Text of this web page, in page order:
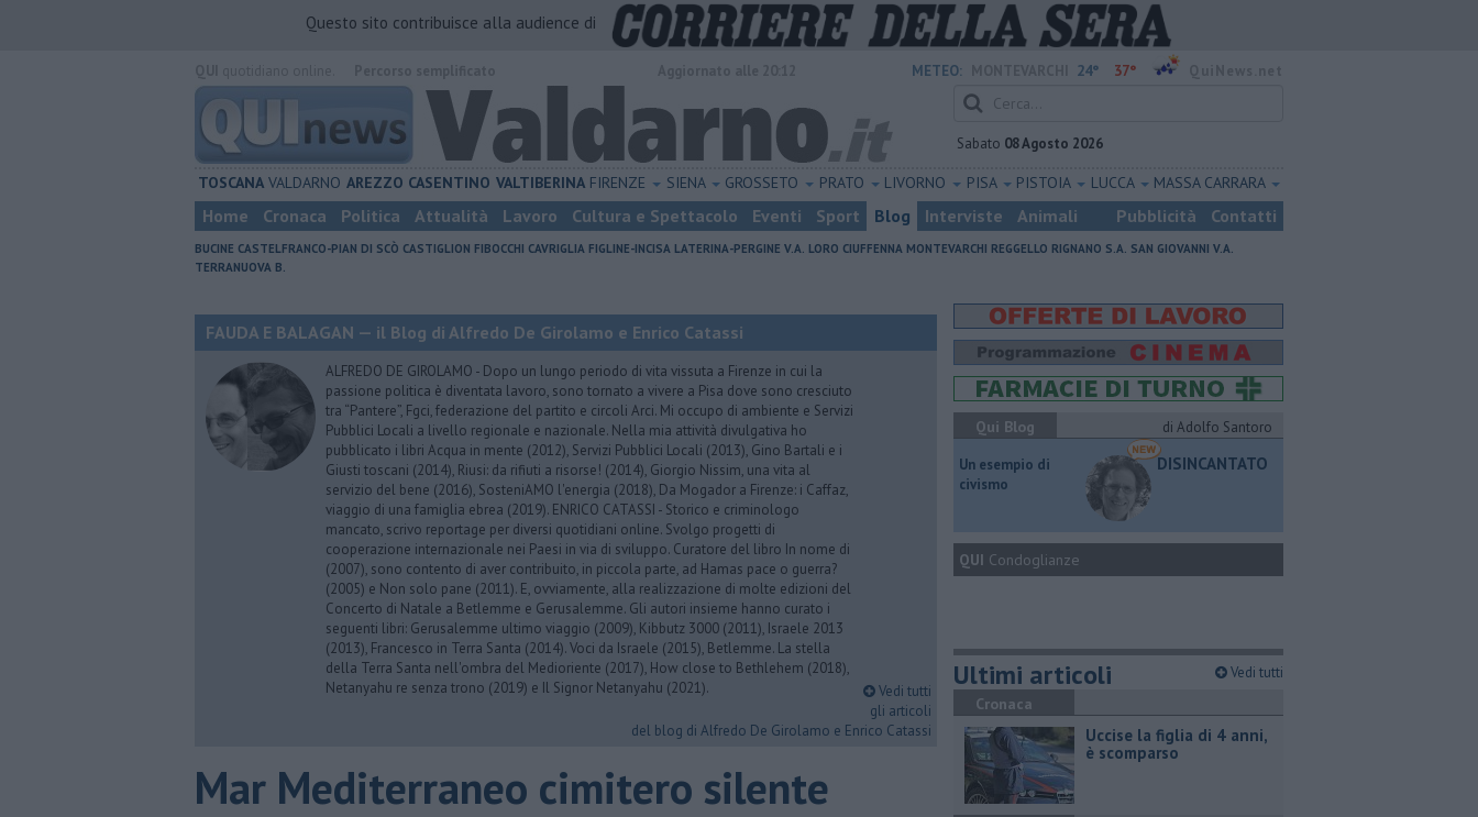
Questo sito contribuisce alla audience di
METEO: 24° 37°
Sabato 08 Agosto 2026
TOSCANA VALDARNO AREZZO CASENTINO VALTIBERINA FIRENZE SIENA GROSSETO PRATO LIVORNO PISA PISTOIA LUCCA MASSA CARRARA
Home Cronaca Politica Attualità Lavoro Cultura e Spettacolo Eventi Sport Blog Interviste Animali Pubblicità Contatti
BUCINE CASTELFRANCO-PIAN DI SCÒ CASTIGLION FIBOCCHI CAVRIGLIA FIGLINE-INCISA LATERINA-PERGINE V.A. LORO CIUFFENNA MONTEVARCHI REGGELLO RIGNANO S.A. SAN GIOVANNI V.A.
TERRANUOVA B.
FAUDA E BALAGAN — il Blog di Alfredo De Girolamo e Enrico Catassi
ALFREDO DE GIROLAMO - Dopo un lungo periodo di vita vissuta a Firenze in cui la
passione politica è diventata lavoro, sono tornato a vivere a Pisa dove sono cresciuto
tra “Pantere”, Fgci, federazione del partito e circoli Arci. Mi occupo di ambiente e Servizi
Pubblici Locali a livello regionale e nazionale. Nella mia attività divulgativa ho
pubblicato i libri Acqua in mente (2012), Servizi Pubblici Locali (2013), Gino Bartali e i
Giusti toscani (2014), Riusi: da rifiuti a risorse! (2014), Giorgio Nissim, una vita al
servizio del bene (2016), SosteniAMO l'energia (2018), Da Mogador a Firenze: i Caffaz,
viaggio di una famiglia ebrea (2019). ENRICO CATASSI - Storico e criminologo
mancato, scrivo reportage per diversi quotidiani online. Svolgo progetti di
cooperazione internazionale nei Paesi in via di sviluppo. Curatore del libro In nome di
(2007), sono contento di aver contribuito, in piccola parte, ad Hamas pace o guerra?
(2005) e Non solo pane (2011). E, ovviamente, alla realizzazione di molte edizioni del
Concerto di Natale a Betlemme e Gerusalemme. Gli autori insieme hanno curato i
seguenti libri: Gerusalemme ultimo viaggio (2009), Kibbutz 3000 (2011), Israele 2013
(2013), Francesco in Terra Santa (2014). Voci da Israele (2015), Betlemme. La stella
della Terra Santa nell'ombra del Medioriente (2017), How close to Bethlehem (2018),
Netanyahu re senza trono (2019) e Il Signor Netanyahu (2021).
Vedi tutti
gli articoli
del blog di Alfredo De Girolamo e Enrico Catassi
Mar Mediterraneo cimitero silente
Qui Blog
di Adolfo Santoro
​Un esempio di
civismo
DISINCANTATO
QUI Condoglianze
Ultimi articoli Vedi tutti
Cronaca
Uccise la figlia di 4 anni,
è scomparso